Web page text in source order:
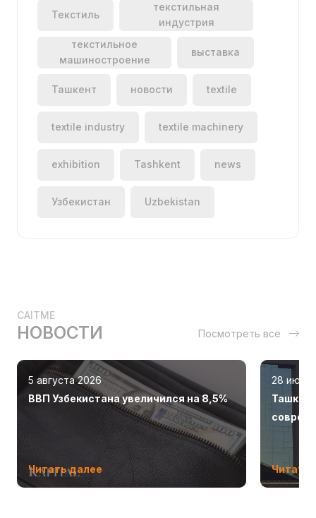
Текстиль
текстильная
индустрия
текстильное
машиностроение
выставка
Ташкент новости textile
textile industry textile machinery
exhibition Tashkent news
Узбекистан Uzbekistan
CAITME
НОВОСТИ Посмотреть все
5 августа 2026
ВВП Узбекистана увеличился на 8,5%
Читать далее
28 июля
Читать